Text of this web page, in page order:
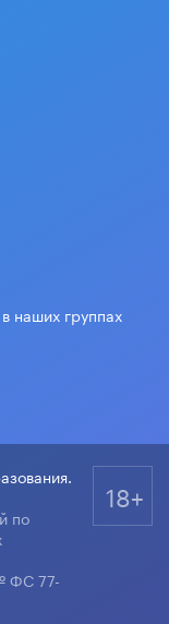
наших группах
по
ФС 77-
18+